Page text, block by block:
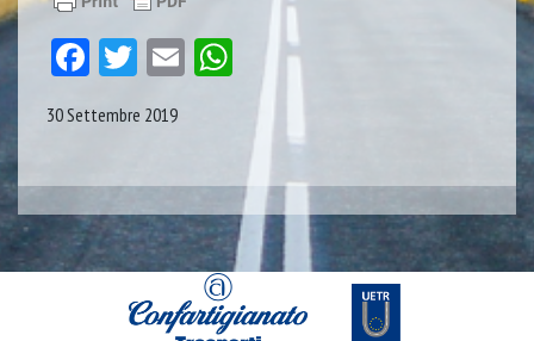
Facebook
Twitter
Email WhatsApp
30 Settembre 2019